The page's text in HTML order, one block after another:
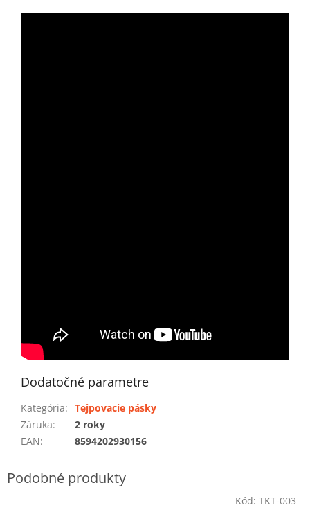
Dodatočné parametre
Kategória: Tejpovacie pásky
Záruka:
2 roky
EAN: 8594202930156
Kód: TKT-003